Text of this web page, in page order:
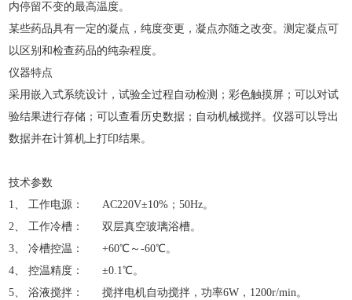
内停留不变的最高温度。
某些药品具有一定的凝点，纯度变更，凝点亦随之改变。测定凝点可
以区别和检查药品的纯杂程度。
仪器特点
采用嵌入式系统设计，试验全过程自动检测；彩色触摸屏；可以对试
验结果进行存储；可以查看历史数据；自动机械搅拌。仪器可以导出
数据并在计算机上打印结果。
技术参数
1、 工作电源： AC220V±10%；50Hz。
2、 工作冷槽： 双层真空玻璃浴槽。
3、 冷槽控温： +60℃～-60℃。
4、 控温精度： ±0.1℃。
5、 浴液搅拌： 搅拌电机自动搅拌，功率6W，1200r/min。